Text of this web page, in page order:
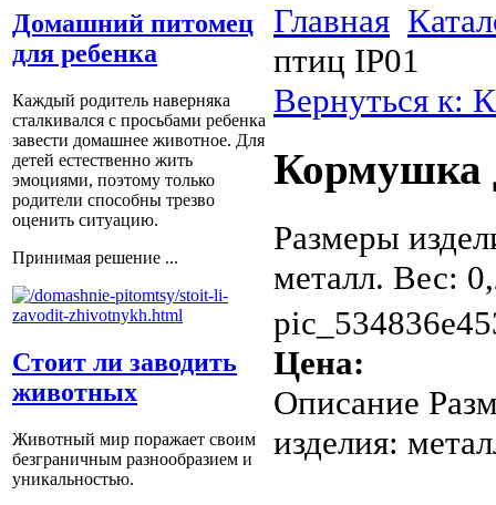
Домашний питомец
для ребенка
Каждый родитель наверняка
сталкивался с просьбами ребенка
завести домашнее животное. Для
детей естественно жить
эмоциями, поэтому только
родители способны трезво
оценить ситуацию.
Принимая решение ...
Стоит ли заводить
животных
Животный мир поражает своим
безграничным разнообразием и
уникальностью.
Главная
птиц IP01
Вернуться к:
Кормушка
Размеры
металл. Вес:
Цена:
Описание
изделия: